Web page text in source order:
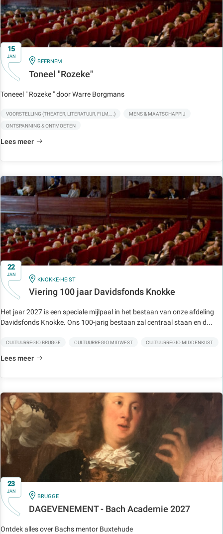
15
JAN
IN
BEERNEM
Toneel "Rozeke"
Toneeel " Rozeke " door Warre Borgmans
VOORSTELLING (THEATER, LITERATUUR, FILM,...) MENS & MAATSCHAPPIJ
ONTSPANNING & ONTMOETEN
Lees meer
22
JAN
IN
KNOKKE-HEIST
Viering 100 jaar Davidsfonds Knokke
Het jaar 2027 is een speciale mijlpaal in het bestaan van onze afdeling
Davidsfonds Knokke. Ons 100-jarig bestaan zal centraal staan en d...
CULTUURREGIO BRUGGE CULTUURREGIO MIDWEST CULTUURREGIO MIDDENKUST
Lees meer
23
JAN
IN
BRUGGE
DAGEVENEMENT - Bach Academie 2027
Ontdek alles over Bachs mentor Buxtehude